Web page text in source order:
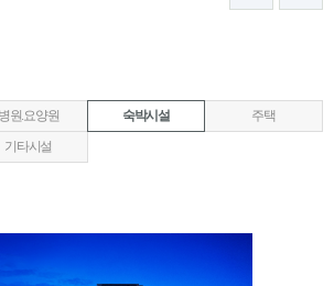
병원.요양원 숙박시설
주택
기타시설